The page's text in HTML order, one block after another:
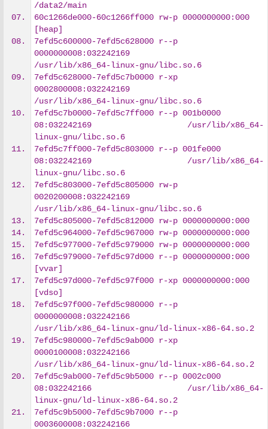
/data2/main
60c1266de000-60c1266ff000 rw-p 0000000000:000
[heap]
7efd5c600000-7efd5c628000 r--p
0000000008:032242169
/usr/lib/x86_64-linux-gnu/libc.so.6
7efd5c628000-7efd5c7b0000 r-xp
0002800008:032242169
/usr/lib/x86_64-linux-gnu/libc.so.6
7efd5c7b0000-7efd5c7ff000 r--p 001b0000
08:032242169                    /usr/lib/x86_64-
linux-gnu/libc.so.6
7efd5c7ff000-7efd5c803000 r--p 001fe000
08:032242169                    /usr/lib/x86_64-
linux-gnu/libc.so.6
7efd5c803000-7efd5c805000 rw-p
0020200008:032242169
/usr/lib/x86_64-linux-gnu/libc.so.6
7efd5c805000-7efd5c812000 rw-p 0000000000:000
7efd5c964000-7efd5c967000 rw-p 0000000000:000
7efd5c977000-7efd5c979000 rw-p 0000000000:000
7efd5c979000-7efd5c97d000 r--p 0000000000:000
[vvar]
7efd5c97d000-7efd5c97f000 r-xp 0000000000:000
[vdso]
7efd5c97f000-7efd5c980000 r--p
0000000008:032242166
/usr/lib/x86_64-linux-gnu/ld-linux-x86-64.so.2
7efd5c980000-7efd5c9ab000 r-xp
0000100008:032242166
/usr/lib/x86_64-linux-gnu/ld-linux-x86-64.so.2
7efd5c9ab000-7efd5c9b5000 r--p 0002c000
08:032242166                    /usr/lib/x86_64-
linux-gnu/ld-linux-x86-64.so.2
7efd5c9b5000-7efd5c9b7000 r--p
0003600008:032242166